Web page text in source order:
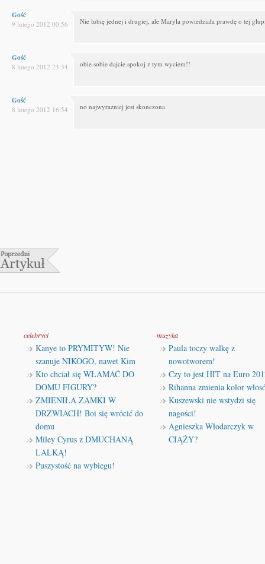
Gość
9 lutego 2012 00:56 Nie lubię jednej i drugiej, ale Maryla powiedziała prawdę o tej
Gość
8 lutego 2012 23:34 obie sobie dajcie spokoj z tym wyciem!!
Gość
8 lutego 2012 16:54 no najwyrazniej jest skonczona
celebryci
Kanye to PRYMITYW! Nie
szanuje NIKOGO, nawet Kim
Kto chciał się WŁAMAĆ DO
DOMU FIGURY?
ZMIENIŁA ZAMKI W
DRZWIACH! Boi się wrócić do
domu
Miley Cyrus z DMUCHANĄ
LALKĄ!
Puszystość na wybiegu!
muzyka
Paula toczy walkę z
nowotworem!
Czy to jest HIT na Euro
Rihanna zmienia kolor
Kuszewski nie wstydzi się
nagości!
Agnieszka Włodarczyk w
CIĄŻY?